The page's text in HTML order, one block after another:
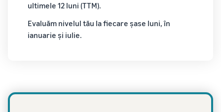
ultimele 12 luni (TTM).
Evaluăm nivelul tău la fiecare șase luni, în
ianuarie și iulie.